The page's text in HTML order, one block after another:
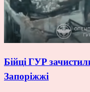
Бійці ГУР
Запоріжжі